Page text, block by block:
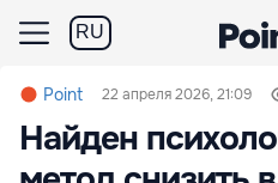
RU
Point 22 апреля 2026, 21:09
Найден